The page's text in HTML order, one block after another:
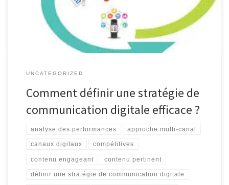
Définir une stratégie de communication digitale efficace est crucial
pour atteindre vos objectifs marketing et renforcer […]
UNCATEGORIZED
Comment définir une stratégie de
communication digitale efficace ?
analyse des performances approche multi-canal
canaux digitaux compétitives
contenu engageant contenu pertinent
définir une stratégie de communication digitale